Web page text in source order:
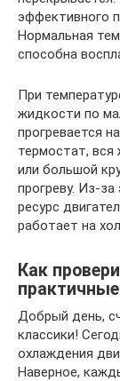
эффективного
Нормальная
способна
При
жидкости по
прогревается
термостат,
или большой
прогреву. Из-
ресурс
работает на
Как
Добрый день,
классики!
охлаждения
Наверное,